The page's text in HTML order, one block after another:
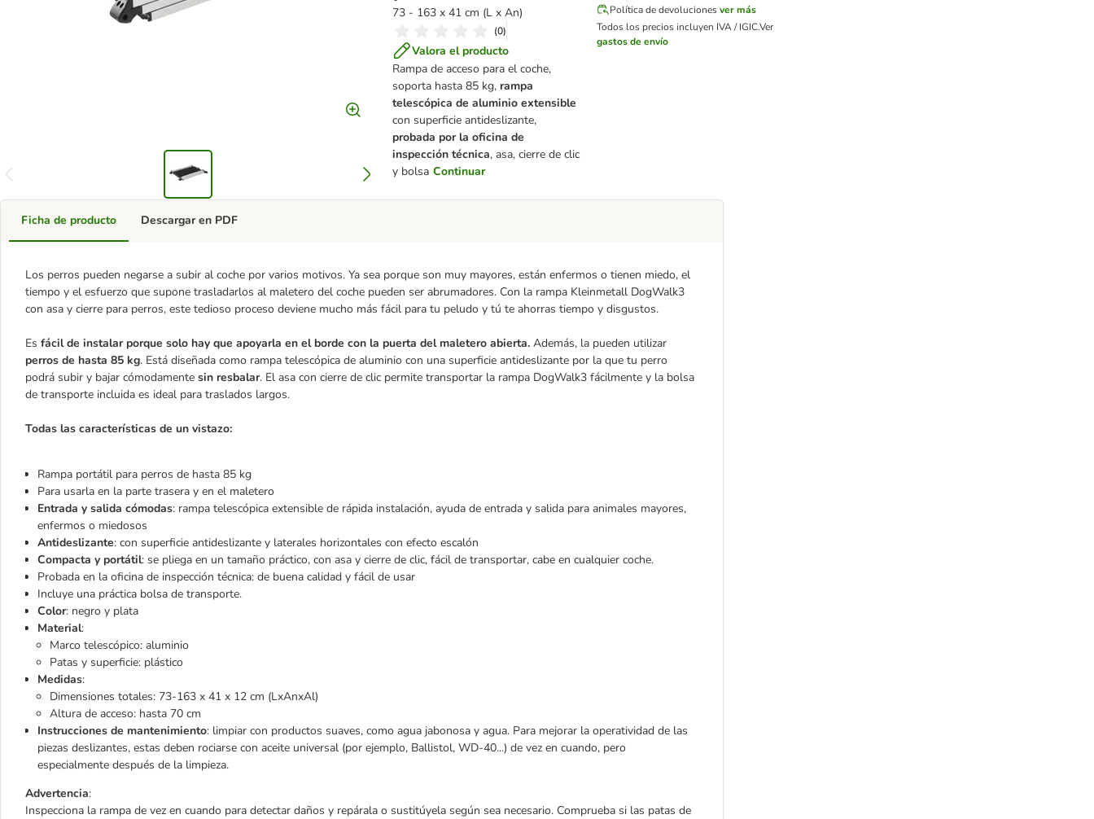
73 - 163 x 41 cm (L x An)
(0)
Valora el producto
Rampa de acceso para el coche,
soporta hasta 85 kg, rampa
telescópica de aluminio extensible
con superficie antideslizante,
probada por la oficina de
inspección técnica, asa, cierre de clic
y bolsa Continuar
Política de devoluciones ver más
Todos los precios incluyen IVA / IGIC.Ver
gastos de envío
Ficha de producto
Los perros pueden negarse a subir al coche por varios motivos. Ya sea porque son muy mayores, están enfermos o tienen miedo, el
tiempo y el esfuerzo que supone trasladarlos al maletero del coche pueden ser abrumadores. Con la rampa Kleinmetall DogWalk3
con asa y cierre para perros, este tedioso proceso deviene mucho más fácil para tu peludo y tú te ahorras tiempo y disgustos.
Es fácil de instalar porque solo hay que apoyarla en el borde con la puerta del maletero abierta. Además, la pueden utilizar
perros de hasta 85 kg. Está diseñada como rampa telescópica de aluminio con una superficie antideslizante por la que tu perro
podrá subir y bajar cómodamente sin resbalar. El asa con cierre de clic permite transportar la rampa DogWalk3 fácilmente y la bolsa
de transporte incluida es ideal para traslados largos.
Todas las características de un vistazo:
Rampa portátil para perros de hasta 85 kg
Para usarla en la parte trasera y en el maletero
Entrada y salida cómodas: rampa telescópica extensible de rápida instalación, ayuda de entrada y salida para animales mayores,
enfermos o miedosos
Antideslizante: con superficie antideslizante y laterales horizontales con efecto escalón
Compacta y portátil: se pliega en un tamaño práctico, con asa y cierre de clic, fácil de transportar, cabe en cualquier coche.
Probada en la oficina de inspección técnica: de buena calidad y fácil de usar
Incluye una práctica bolsa de transporte.
Color: negro y plata
Material:
Marco telescópico: aluminio
Patas y superficie: plástico
Medidas:
Dimensiones totales: 73-163 x 41 x 12 cm (LxAnxAl)
Altura de acceso: hasta 70 cm
Instrucciones de mantenimiento: limpiar con productos suaves, como agua jabonosa y agua. Para mejorar la operatividad de las
piezas deslizantes, estas deben rociarse con aceite universal (por ejemplo, Ballistol, WD-40...) de vez en cuando, pero
especialmente después de la limpieza.
Advertencia:
Inspecciona la rampa de vez en cuando para detectar daños y repárala o sustitúyela según sea necesario. Comprueba si las patas de
Descargar en PDF